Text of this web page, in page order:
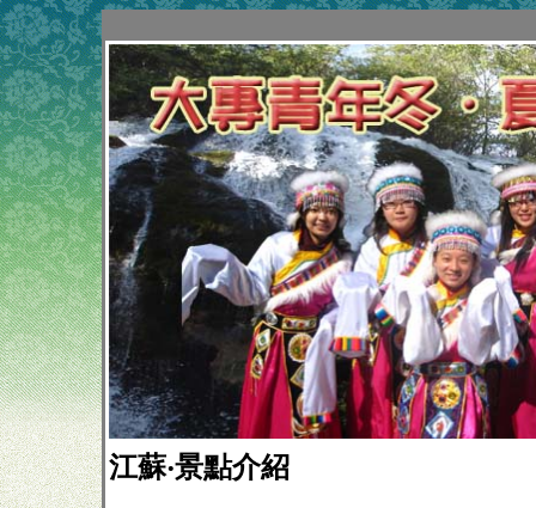
江蘇‧景點介紹